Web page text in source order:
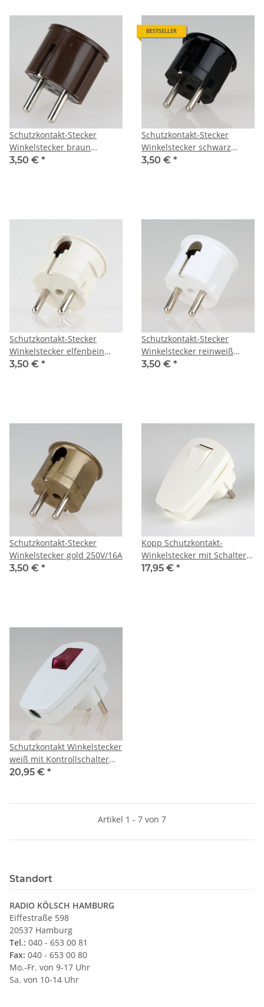
Schutzkontakt-Stecker
Winkelstecker braun
250V/16A
3,50 € *
BESTSELLER
Schutzkontakt-Stecker
Winkelstecker schwarz
Bakelit Optik 250V/16A
3,50 € *
Schutzkontakt-Stecker
Winkelstecker elfenbein
250V/16A
3,50 € *
Schutzkontakt-Stecker
Winkelstecker reinweiß
250V/16A
3,50 € *
Schutzkontakt-Stecker
Winkelstecker gold 250V/16A
3,50 € *
Kopp Schutzkontakt-
Winkelstecker mit Schalter
Weiß unbeleuchtet 16A
17,95 € *
Schutzkontakt Winkelstecker
weiß mit Kontrollschalter
beleuchtet 250V/16A
20,95 € *
Artikel 1 - 7 von 7
Standort
RADIO KÖLSCH HAMBURG
Eiffestraße 598
20537 Hamburg
Tel.: 040 - 653 00 81
Fax: 040 - 653 00 80
Mo.-Fr. von 9-17 Uhr
Sa. von 10-14 Uhr